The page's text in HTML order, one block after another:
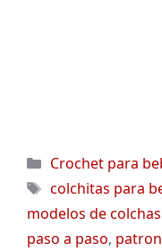
Categorías
Crochet para
Etiquetas
colchitas para
modelos de
paso a paso,